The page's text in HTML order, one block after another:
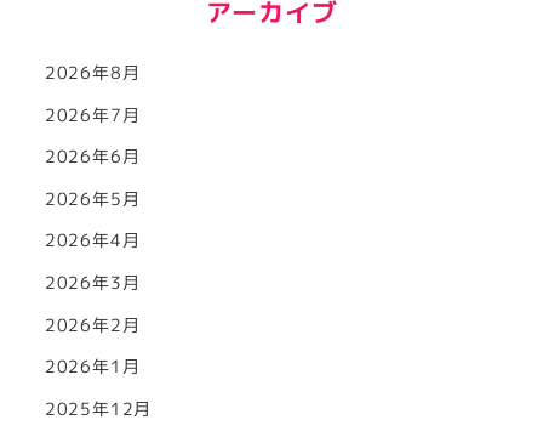
アーカイブ
2026年8月
2026年7月
2026年6月
2026年5月
2026年4月
2026年3月
2026年2月
2026年1月
2025年12月